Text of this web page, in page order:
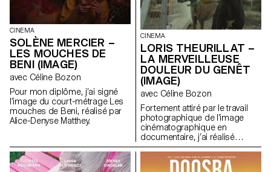
CINEMA
SOLÈNE MERCIER –
LES MOUCHES DE
BENI (IMAGE)
avec Céline Bozon
Pour mon diplôme, j’ai signé
l’image du court-métrage Les
mouches de Beni, réalisé par
Alice-Denyse Matthey.
CINEMA
LORIS THEURILLAT –
LA MERVEILLEUSE
DOULEUR DU GENÊT
(IMAGE)
avec Céline Bozon
Fortement attiré par le travail
photographique de l’image
cinématographique en
documentaire, j’ai réalisé
l’image du court métrage
documentaire de diplôme
d’Olivia Calcaterra.